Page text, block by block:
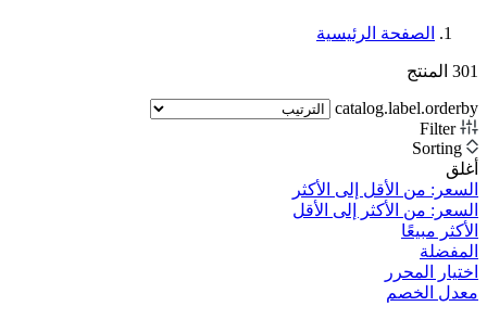
الصفحة الرئيسية
301 المنتج
catalog.label.orderby
Filter
Sorting
أغلق
السعر: من الأقل إلى الأكثر
السعر: من الأكثر إلى الأقل
الأكثر مبيعًا
المفضلة
اختيار المحرر
معدل الخصم‎